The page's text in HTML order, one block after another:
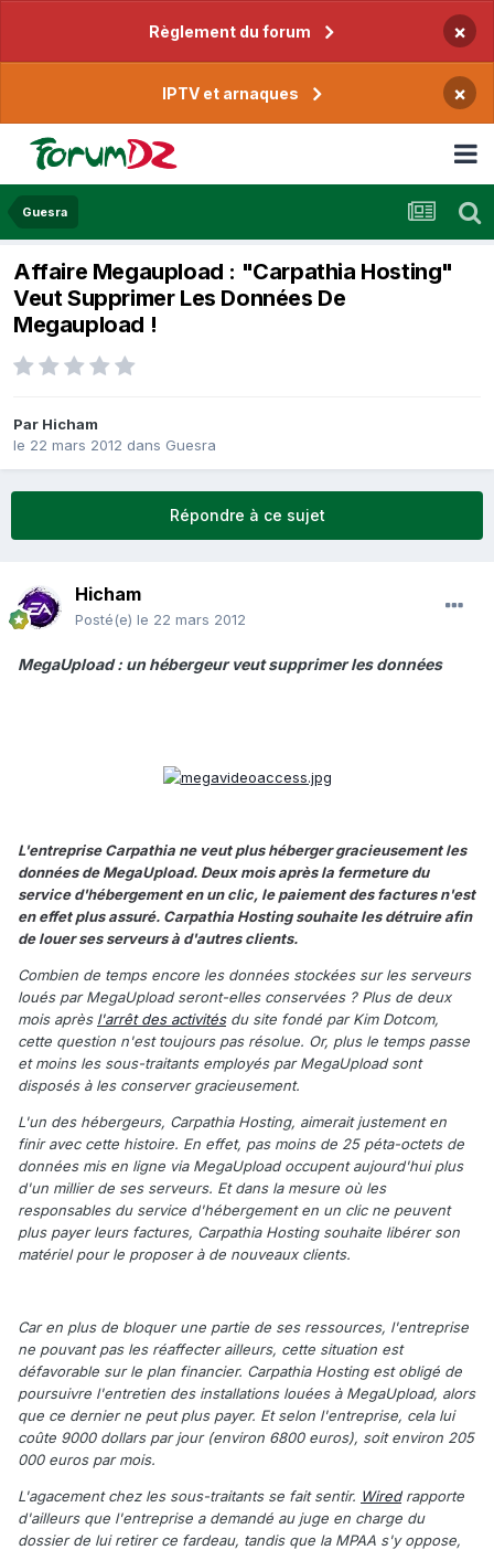
Règlement du forum ×
IPTV et arnaques ×
Guesra
Affaire Megaupload : "Carpathia Hosting"
Veut Supprimer Les Données De
Megaupload !
Par Hicham
le 22 mars 2012 dans Guesra
Répondre à ce sujet
Hicham
Posté(e) le 22 mars 2012
MegaUpload : un hébergeur veut supprimer les données
L'entreprise Carpathia ne veut plus héberger gracieusement les
données de MegaUpload. Deux mois après la fermeture du
service d'hébergement en un clic, le paiement des factures n'est
en effet plus assuré. Carpathia Hosting souhaite les détruire afin
de louer ses serveurs à d'autres clients.
Combien de temps encore les données stockées sur les serveurs
loués par MegaUpload seront-elles conservées ? Plus de deux
mois après l'arrêt des activitésdu site fondé par Kim Dotcom,
cette question n'est toujours pas résolue. Or, plus le temps passe
et moins les sous-traitants employés par MegaUpload sont
disposés à les conserver gracieusement.
L'un des hébergeurs, Carpathia Hosting, aimerait justement en
finir avec cette histoire. En effet, pas moins de 25 péta-octets de
données mis en ligne via MegaUpload occupent aujourd'hui plus
d'un millier de ses serveurs. Et dans la mesure où les
responsables du service d'hébergement en un clic ne peuvent
plus payer leurs factures, Carpathia Hosting souhaite libérer son
matériel pour le proposer à de nouveaux clients.
Car en plus de bloquer une partie de ses ressources, l'entreprise
ne pouvant pas les réaffecter ailleurs, cette situation est
défavorable sur le plan financier. Carpathia Hosting est obligé de
poursuivre l'entretien des installations louées à MegaUpload, alors
que ce dernier ne peut plus payer. Et selon l'entreprise, cela lui
coûte 9000 dollars par jour (environ 6800 euros), soit environ 205
000 euros par mois.
L'agacement chez les sous-traitants se fait sentir. Wiredrapporte
d'ailleurs que l'entreprise a demandé au juge en charge du
dossier de lui retirer ce fardeau, tandis que la MPAA s'y oppose,